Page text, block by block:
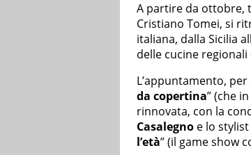
A partire da ottobre,
Cristiano Tomei, si
italiana, dalla Sicilia
delle cucine regionali
L’appuntamento,
da copertina” (che
rinnovata, con la
Casalegno e lo stylist
l’età” (il game show